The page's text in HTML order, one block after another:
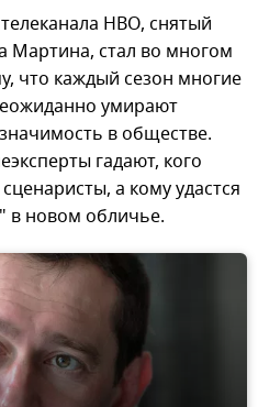
HBO, снятый
Мартина, стал во многом
что каждый сезон многие
умирают
в обществе.
гадают, кого
а кому удастся
в новом обличье.